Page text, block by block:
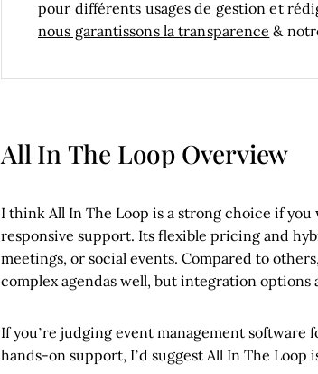
pour différents usages de gestion et
nous garantissons la transparence &
All In The Loop Overview
I think All In The Loop is a strong choice if
responsive support. Its flexible pricing and
meetings, or social events. Compared to
complex agendas well, but integration options
If you’re judging event management
hands-on support, I’d suggest All In The Loop